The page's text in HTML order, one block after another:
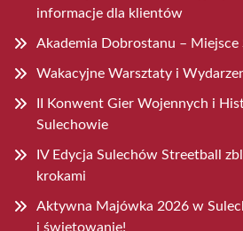
informacje dla klientów
Akademia Dobrostanu –
Wakacyjne Warsztaty i
II Konwent Gier Wojennych i
Sulechowie
IV Edycja Sulechów Streetball
krokami
Aktywna Majówka 2026 w
i świętowanie!